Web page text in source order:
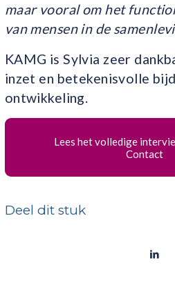
maar vooral om het
van mensen in de
KAMG is Sylvia zeer
inzet en betekenisvolle
ontwikkeling.
Lees het volledige
Contact
Deel dit stuk